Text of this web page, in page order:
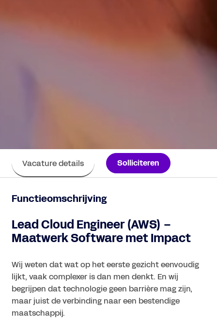
Vacature details Solliciteren
Functieomschrijving
Lead Cloud Engineer (AWS) –
Maatwerk Software met Impact
Wij weten dat wat op het eerste gezicht eenvoudig
lijkt, vaak complexer is dan men denkt. En wij
begrijpen dat technologie geen barrière mag zijn,
maar juist de verbinding naar een bestendige
maatschappij.